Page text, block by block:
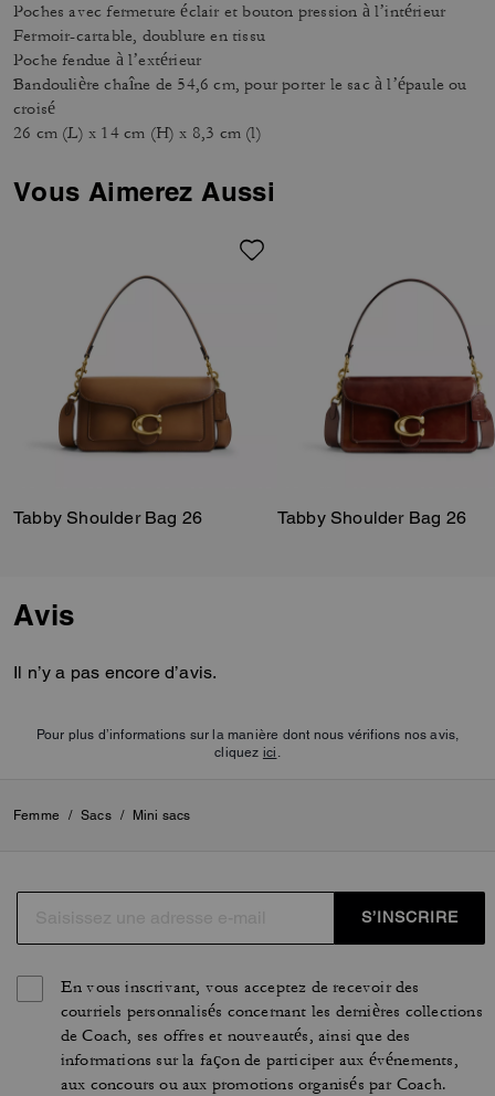
Poches avec fermeture éclair et bouton pression à l’intérieur
Fermoir-cartable, doublure en tissu
Poche fendue à l’extérieur
Bandoulière chaîne de 54,6 cm, pour porter le sac à l’épaule ou
croisé
26 cm (L) x 14 cm (H) x 8,3 cm (l)
Vous Aimerez Aussi
Tabby Shoulder Bag 26 Tabby Shoulder Bag 26
Avis
Il n’y a pas encore d’avis.
Pour plus d’informations sur la manière dont nous vérifions nos avis,
cliquez ici
Femme / Sacs / Mini sacs
S’INSCRIRE
En vous inscrivant, vous acceptez de recevoir des
courriels personnalisés concernant les dernières collections
de Coach, ses offres et nouveautés, ainsi que des
informations sur la façon de participer aux événements,
aux concours ou aux promotions organisés par Coach.